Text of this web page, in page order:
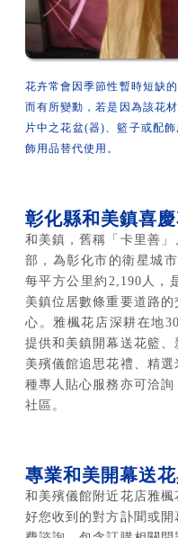
花卉常會因季節性暫時短缺
而有所變動，若是因為該花
片中之花盆(器)、籃子或配
飾用品替代使用。
彰化縣和美鎮喜
和美鎮，舊稱「卡里善
部，為彰化市的衛星城
每平方公里約2,190人，
美鎮位居數條重要道路
心。雅楓花店深耕在地
提供和美鎮開幕送花籃
美殯儀館追思花禮、精
種專人貼心服務亦可洽
社區。
專業和美開幕送
和美殯儀館附近花店雅
好您收到的對方訃聞或